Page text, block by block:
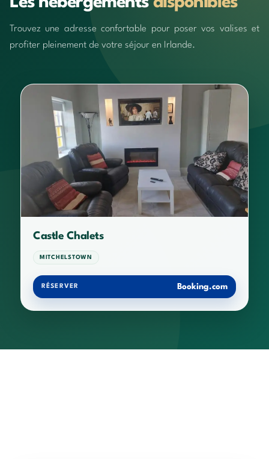
Trouvez une adresse confortable pour poser vos valises et
profiter pleinement de votre séjour en Irlande.
Castle Chalets
MITCHELSTOWN
RÉSERVER Booking.com